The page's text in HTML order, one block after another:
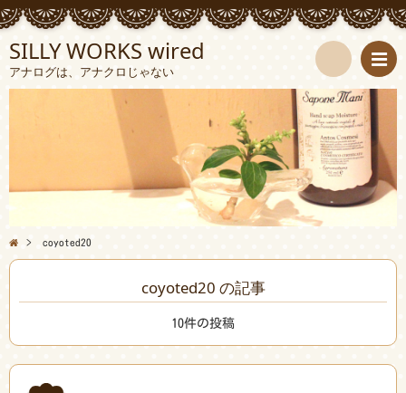
SILLY WORKS wired
アナログは、アナクロじゃない
検
索
> coyoted20
coyoted20 の記事
10件の投稿